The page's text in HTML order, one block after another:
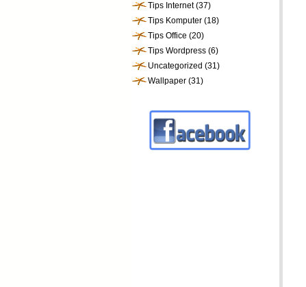
Tips Internet(37)
Tips Komputer (18)
Tips Office (20)
Tips Wordpress (6)
Uncategorized (31)
Wallpaper (31)